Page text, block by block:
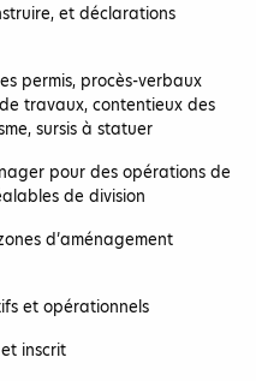
et déclarations
permis, procès-verbaux
travaux, contentieux des
sursis à statuer
pour des opérations de
de division
d’aménagement
et opérationnels
inscrit